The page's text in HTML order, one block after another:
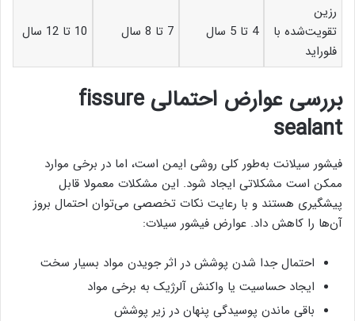
رزین
تقویت‌شده با
فلوراید
4 تا 5 سال 7 تا 8 سال 10 تا 12 سال
بررسی عوارض احتمالی fissure
sealant
فیشور سیلانت به‌طور کلی روشی ایمن است، اما در برخی موارد
ممکن است مشکلاتی ایجاد شود. این مشکلات معمولا قابل
پیشگیری هستند و با رعایت نکات تخصصی می‌توان احتمال بروز
آن‌ها را کاهش داد. عوارض فیشور سیلات:
احتمال جدا شدن پوشش در اثر جویدن مواد بسیار سخت
ایجاد حساسیت یا واکنش آلرژیک به برخی مواد
باقی ماندن پوسیدگی پنهان در زیر پوشش